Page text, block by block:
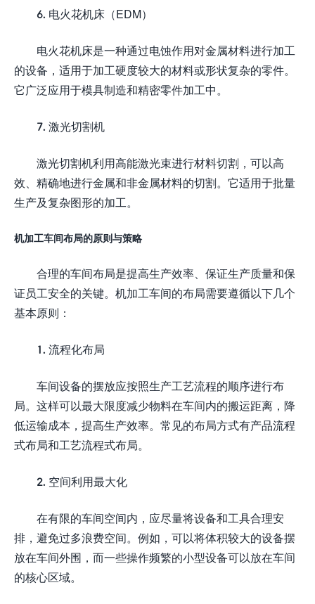
6. 电火花机床（EDM）
电火花机床是一种通过电蚀作用对金属材料进行加工
的设备，适用于加工硬度较大的材料或形状复杂的零件。
它广泛应用于模具制造和精密零件加工中。
7. 激光切割机
激光切割机利用高能激光束进行材料切割，可以高
效、精确地进行金属和非金属材料的切割。它适用于批量
生产及复杂图形的加工。
机加工车间布局的原则与策略
合理的车间布局是提高生产效率、保证生产质量和保
证员工安全的关键。机加工车间的布局需要遵循以下几个
基本原则：
1. 流程化布局
车间设备的摆放应按照生产工艺流程的顺序进行布
局。这样可以最大限度减少物料在车间内的搬运距离，降
低运输成本，提高生产效率。常见的布局方式有产品流程
式布局和工艺流程式布局。
2. 空间利用最大化
在有限的车间空间内，应尽量将设备和工具合理安
排，避免过多浪费空间。例如，可以将体积较大的设备摆
放在车间外围，而一些操作频繁的小型设备可以放在车间
的核心区域。